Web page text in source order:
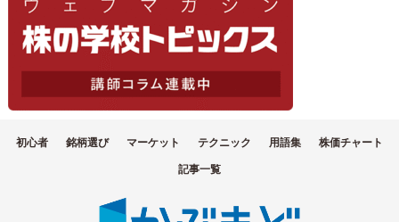
初心者 銘柄選び マーケット テクニック 用語集 株価チャート
記事一覧